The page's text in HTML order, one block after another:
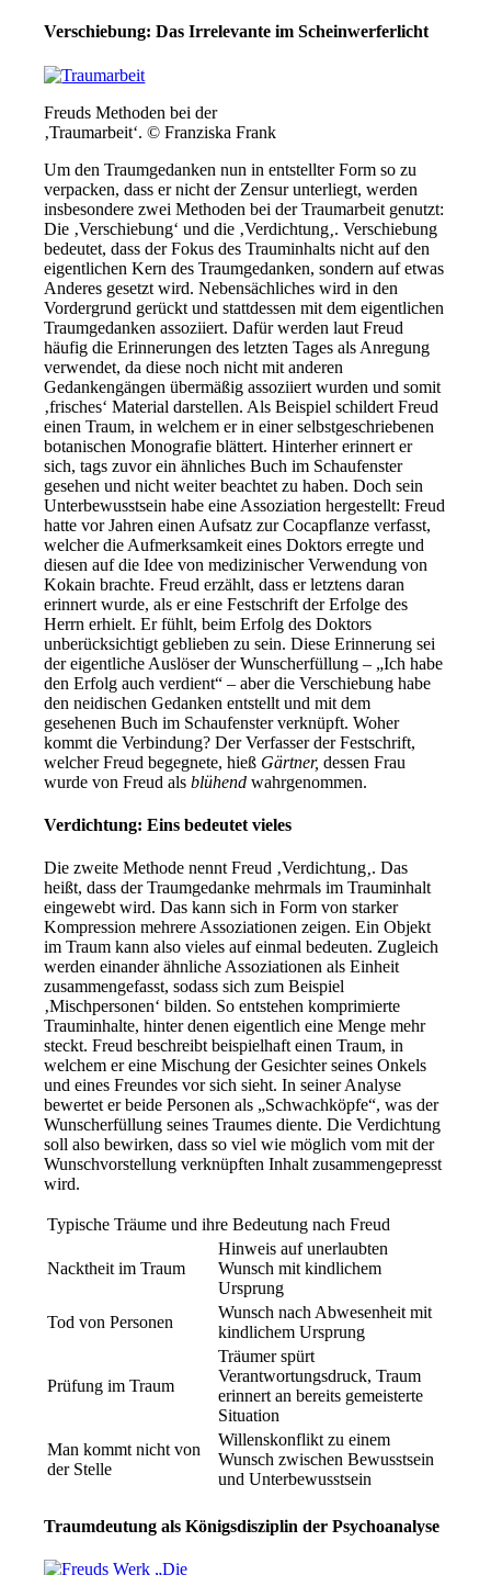
Verschiebung: Das Irrelevante im Scheinwerferlicht
Freuds Methoden bei der
‚Traumarbeit‘. © Franziska Frank
Um den Traumgedanken nun in entstellter Form so zu
verpacken, dass er nicht der Zensur unterliegt, werden
insbesondere zwei Methoden bei der Traumarbeit genutzt:
Die ‚Verschiebung‘ und die ‚Verdichtung . Verschiebung
bedeutet, dass der Fokus des Trauminhalts nicht auf den
eigentlichen Kern des Traumgedanken, sondern auf etwas
Anderes gesetzt wird. Nebensächliches wird in den
Vordergrund gerückt und stattdessen mit dem eigentlichen
Traumgedanken assoziiert. Dafür werden laut Freud
häufig die Erinnerungen des letzten Tages als Anregung
verwendet, da diese noch nicht mit anderen
Gedankengängen übermäßig assoziiert wurden und somit
‚frisches‘ Material darstellen. Als Beispiel schildert Freud
einen Traum, in welchem er in einer selbstgeschriebenen
botanischen Monografie blättert. Hinterher erinnert er
sich, tags zuvor ein ähnliches Buch im Schaufenster
gesehen und nicht weiter beachtet zu haben. Doch sein
Unterbewusstsein habe eine Assoziation hergestellt: Freud
hatte vor Jahren einen Aufsatz zur Cocapflanze verfasst,
welcher die Aufmerksamkeit eines Doktors erregte und
diesen auf die Idee von medizinischer Verwendung von
Kokain brachte. Freud erzählt, dass er letztens daran
erinnert wurde, als er eine Festschrift der Erfolge des
Herrn erhielt. Er fühlt, beim Erfolg des Doktors
unberücksichtigt geblieben zu sein. Diese Erinnerung sei
der eigentliche Auslöser der Wunscherfüllung – „Ich habe
den Erfolg auch verdient“ – aber die Verschiebung habe
den neidischen Gedanken entstellt und mit dem
gesehenen Buch im Schaufenster verknüpft. Woher
kommt die Verbindung? Der Verfasser der Festschrift,
welcher Freud begegnete, hieß Gärtner, dessen Frau
wurde von Freud alsblühend wahrgenommen.
Verdichtung: Eins bedeutet vieles
Die zweite Methode nennt Freud ‚Verdichtung . Das
heißt, dass der Traumgedanke mehrmals im Trauminhalt
eingewebt wird. Das kann sich in Form von starker
Kompression mehrere Assoziationen zeigen. Ein Objekt
im Traum kann also vieles auf einmal bedeuten. Zugleich
werden einander ähnliche Assoziationen als Einheit
zusammengefasst, sodass sich zum Beispiel
‚Mischpersonen‘ bilden. So entstehen komprimierte
Trauminhalte, hinter denen eigentlich eine Menge mehr
steckt. Freud beschreibt beispielhaft einen Traum, in
welchem er eine Mischung der Gesichter seines Onkels
und eines Freundes vor sich sieht. In seiner Analyse
bewertet er beide Personen als „Schwachköpfe“, was der
Wunscherfüllung seines Traumes diente. Die Verdichtung
soll also bewirken, dass so viel wie möglich vom mit der
Wunschvorstellung verknüpften Inhalt zusammengepresst
wird.
Typische Träume und ihre Bedeutung nach Freud
Nacktheit im Traum
Hinweis auf unerlaubten
Wunsch mit kindlichem
Ursprung
Tod von Personen
Wunsch nach Abwesenheit mit
kindlichem Ursprung
Prüfung im Traum
Träumer spürt
Verantwortungsdruck, Traum
erinnert an bereits gemeisterte
Situation
Man kommt nicht von
der Stelle
Willenskonflikt zu einem
Wunsch zwischen Bewusstsein
und Unterbewusstsein
Traumdeutung als Königsdisziplin der Psychoanalyse